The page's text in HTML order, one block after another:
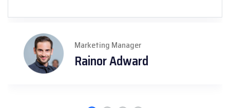
Marketing Manager
Rainor Adward